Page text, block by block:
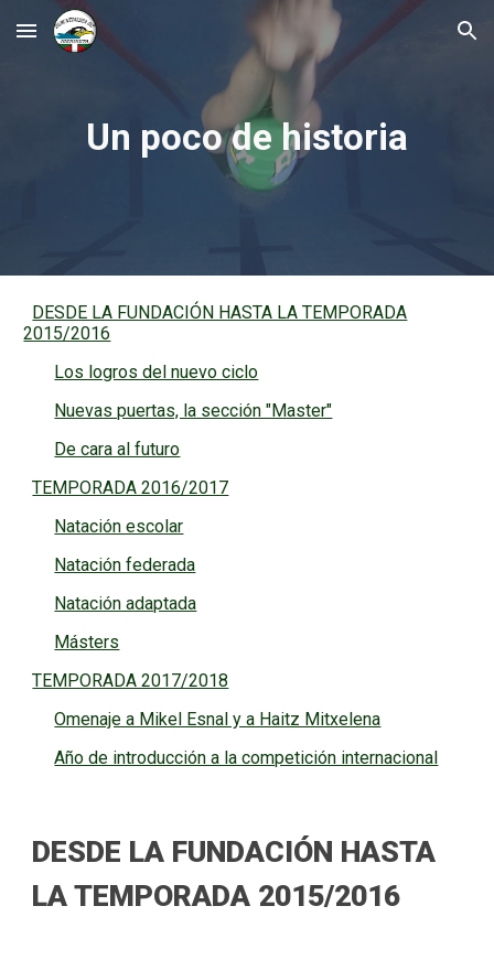
Skip to main content Skip to navigation
Un poco de historia
DESDE LA FUNDACIÓN HASTA LA TEMPORADA
2015/2016
Los logros del nuevo ciclo
Nuevas puertas, la sección "Master"
De cara al futuro
TEMPORADA 2016/2017
Natación escolar
Natación federada
Natación adaptada
Másters
TEMPORADA 2017/2018
Omenaje a Mikel Esnal y a Haitz Mitxelena
Año de introducción a la competición internacional
DESDE LA FUNDACIÓN HASTA
LA TEMPORADA 2015/2016